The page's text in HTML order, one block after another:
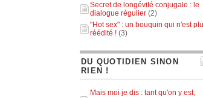
Secret de longévité conjugale : le
dialogue régulier (2)
"Hot sex" : un bouquin qui n'est
réédité ! (3)
DU QUOTIDIEN SINON
RIEN !
Mais moi je dis : tant qu'on y est,